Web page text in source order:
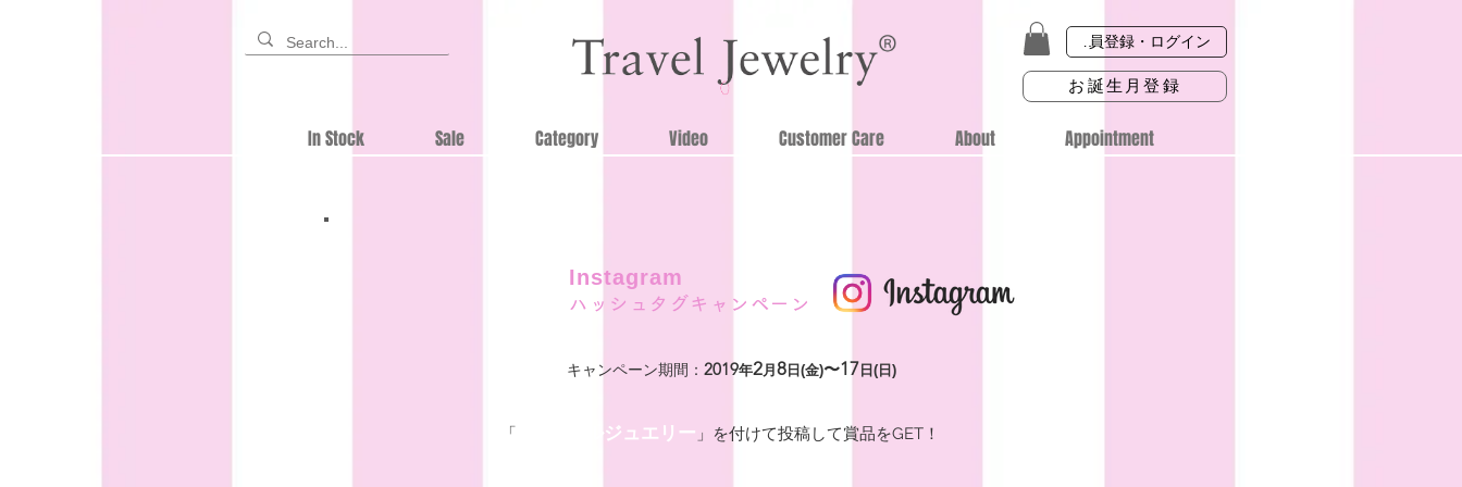
会員登録・ログイン
お誕生月登録
In Stock Sale Category Video Customer Care About Appointment
Instagram
ハッシュタグキャンペーン
キャンペーン期間： 2019年2月 8 日(金)〜17 日(日)
「 #トラベルジュエリー 」を付けて投稿して賞品をGET！